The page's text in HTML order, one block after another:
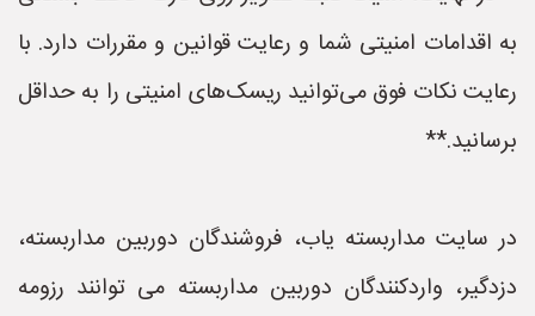
به اقدامات امنیتی شما و رعایت قوانین و مقررات دارد. با
رعایت نکات فوق می‌توانید ریسک‌های امنیتی را به حداقل
برسانید.**
در سایت مداربسته یاب، فروشندگان دوربین مداربسته،
دزدگیر، واردکنندگان دوربین مداربسته می توانند رزومه